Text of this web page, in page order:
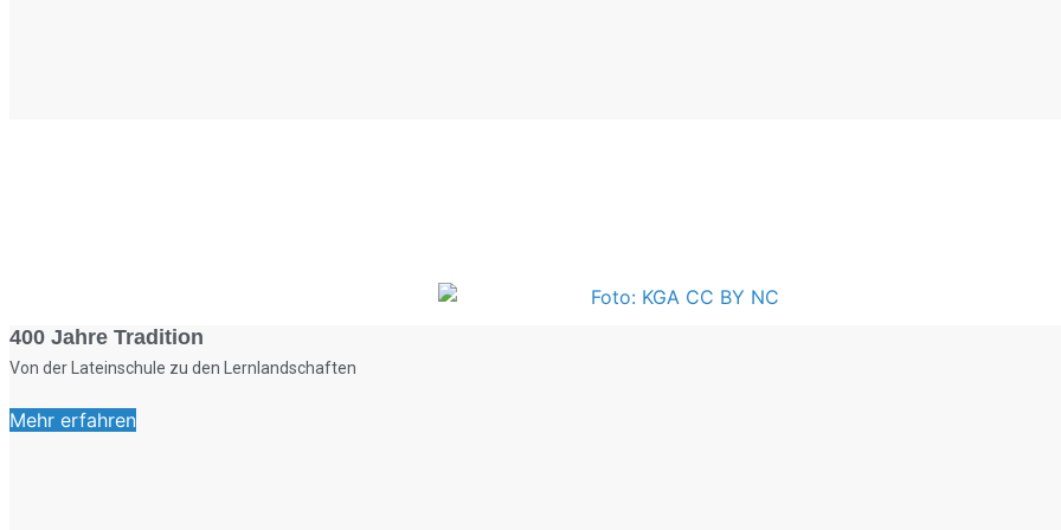
400 Jahre Tradition
Von der Lateinschule zu den Lernlandschaften
Mehr erfahren